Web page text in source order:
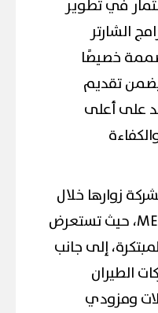
في تطوير
الشارتر
خصيصًا
يضمن تقديم
على أعلى
زوارها خلال
المعرض في الجناح ME0935، حيث تستعرض
إلى جانب
الطيران
ومزودي